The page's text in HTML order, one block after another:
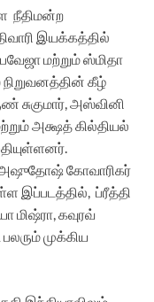
நீதிமன்ற
இயக்கத்தில்
மற்றும் ஸ்மிதா
நிறுவனத்தின் கீழ்
சுகுமார், அஸ்வினி
அக்ஷத் கில்தியல்
கோவாரிகர்
இப்படத்தில், ப்ரீத்தி
மிஷ்ரா, கவுரவ்
முக்கிய